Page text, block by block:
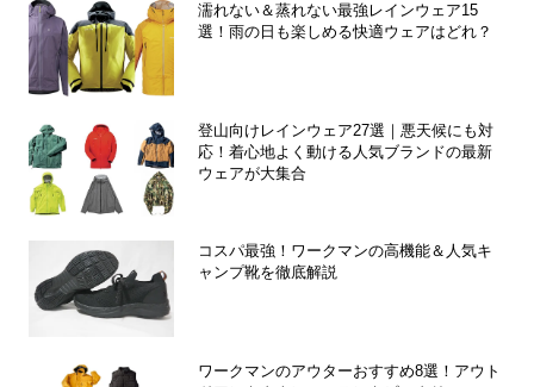
濡れない＆蒸れない最強レインウェア15
選！雨の日も楽しめる快適ウェアはどれ？
登山向けレインウェア27選｜悪天候にも対
応！着心地よく動ける人気ブランドの最新
ウェアが大集合
コスパ最強！ワークマンの高機能＆人気キ
ャンプ靴を徹底解説
ワークマンのアウターおすすめ8選！アウト